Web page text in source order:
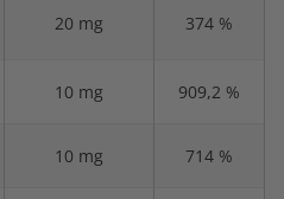
20 mg 374 %
10 mg 909,2 %
10 mg 714 %